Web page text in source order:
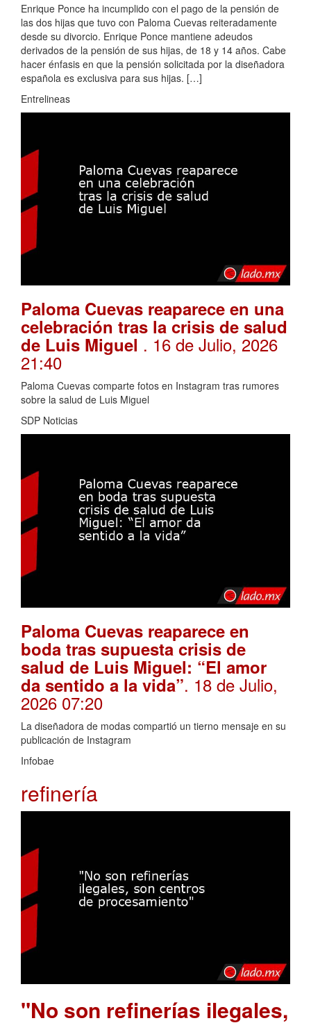
Enrique Ponce ha incumplido con el pago de la pensión de
las dos hijas que tuvo con Paloma Cuevas reiteradamente
desde su divorcio. Enrique Ponce mantiene adeudos
derivados de la pensión de sus hijas, de 18 y 14 años. Cabe
hacer énfasis en que la pensión solicitada por la diseñadora
española es exclusiva para sus hijas. […]
Entrelineas
Paloma Cuevas reaparece en una
celebración tras la crisis de salud
de Luis Miguel . 16 de Julio, 2026
21:40
Paloma Cuevas comparte fotos en Instagram tras rumores
sobre la salud de Luis Miguel
SDP Noticias
Paloma Cuevas reaparece en
boda tras supuesta crisis de
salud de Luis Miguel: “El amor
da sentido a la vida”. 18 de Julio,
2026 07:20
La diseñadora de modas compartió un tierno mensaje en su
publicación de Instagram
Infobae
refinería
"No son refinerías ilegales,